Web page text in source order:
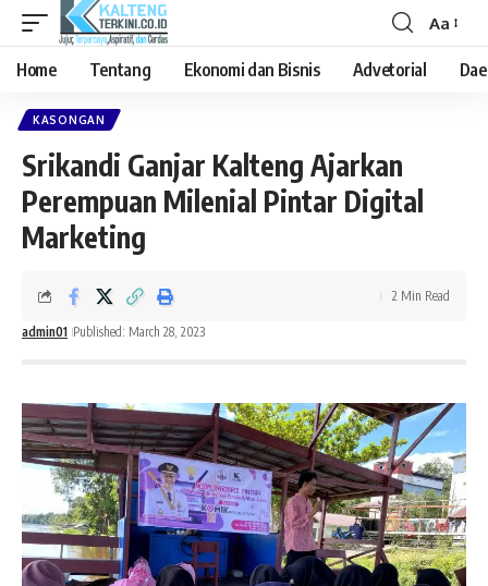
Font
Resizer
Aa
Home Tentang Ekonomi dan Bisnis Advetorial
KASONGAN
Srikandi Ganjar Kalteng Ajarkan
Perempuan Milenial Pintar Digital
Marketing
admin01 Published: March 28, 2023
2 Min Read